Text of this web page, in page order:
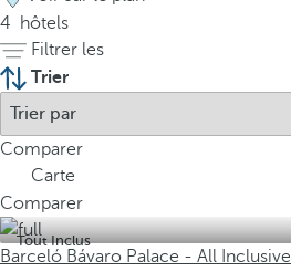
4
hôtels
Filtrer les
Trier
Comparer
Carte
Comparer
Tout Inclus
Barceló Bávaro Palace - All Inclusive
P
l
a
y
a
B
v
a